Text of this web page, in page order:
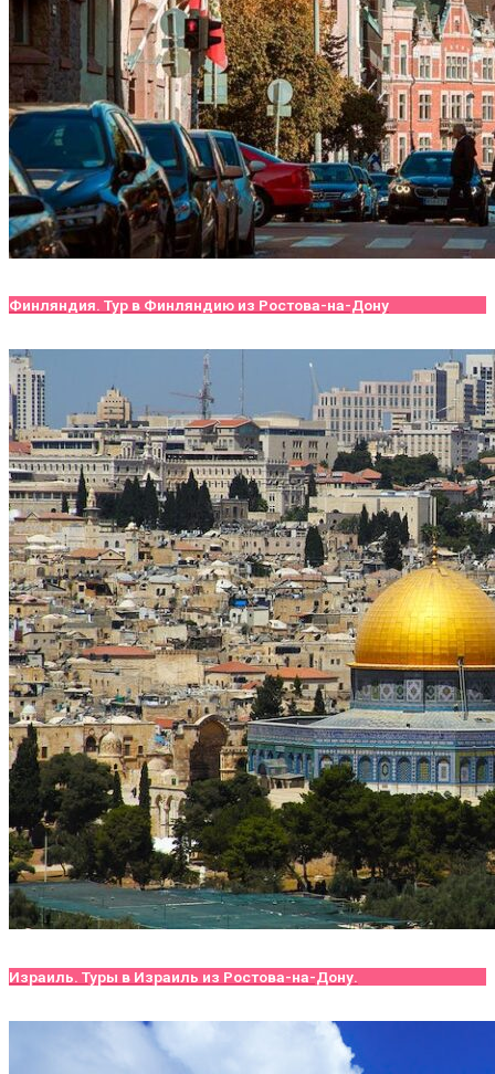
Финляндия. Тур в Финляндию из Ростова-на-Дону
Израиль. Туры в Израиль из Ростова-на-Дону.